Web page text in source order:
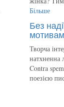
Більше
Без
Творча
натхненна
Contra
поезією